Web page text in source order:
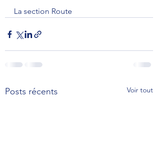
La section Route
Posts récents Voir tout